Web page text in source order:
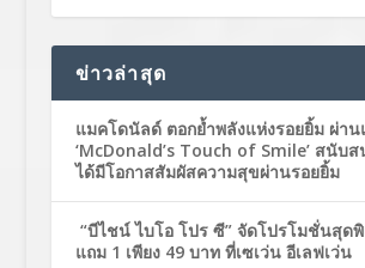
ข่าวล่าสุด
แมคโดนัลด์ ตอกย้ำพลังแห่งรอยยิ้ม ผ่า
‘McDonald’s Touch of Smile’ สนับ
ได้มีโอกาสสัมผัสความสุขผ่านรอยยิ้ม
“บีไชน์ ไบโอ โปร ซี” จัดโปรโมชั่นสุดพิ
แถม 1 เพียง 49 บาท ที่เซเว่น อีเลฟเว่น